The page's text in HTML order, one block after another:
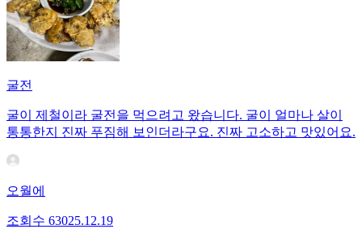
굴전
굴이 제철이라 굴전을 먹으려고 왔습니다. 굴이 얼마나 살이
통통한지 진짜 푸짐해 보인더라구요. 진짜 고소하고 맛있어요.
오월에
조회수 63025.12.19